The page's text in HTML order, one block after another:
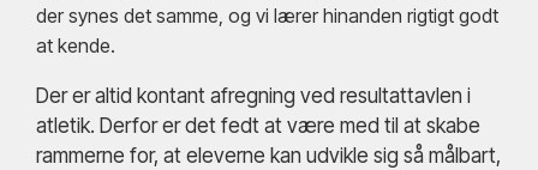
der synes det samme, og vi lærer hinanden rigtigt godt
at kende.
Der er altid kontant afregning ved resultattavlen i
atletik. Derfor er det fedt at være med til at skabe
rammerne for, at eleverne kan udvikle sig så målbart,